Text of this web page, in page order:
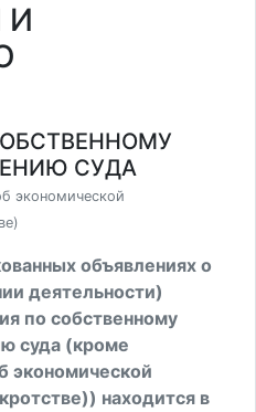
И
СУДА
экономической
объявлениях о
деятельности)
по собственному
суда (кроме
экономической
находится в